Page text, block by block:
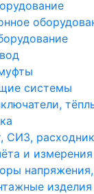
системы
СИЗ,
и измерения
изделия